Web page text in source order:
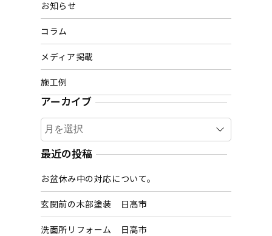
お知らせ
コラム
メディア掲載
施工例
アーカイブ
ア
ー
カ
ブ
最近の投稿
お盆休み中の対応について。
玄関前の木部塗装 日高市
洗面所リフォーム 日高市